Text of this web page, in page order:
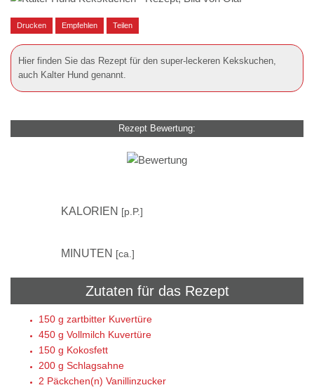
Drucken Empfehlen Teilen
Hier finden Sie das Rezept für den super-leckeren Kekskuchen,
auch Kalter Hund genannt.
Rezept Bewertung:
KALORIEN [p.P.]
MINUTEN [ca.]
Zutaten für das Rezept
150 g zartbitter Kuvertüre
450 g Vollmilch Kuvertüre
150 g Kokosfett
200 g Schlagsahne
2 Päckchen(n) Vanillinzucker